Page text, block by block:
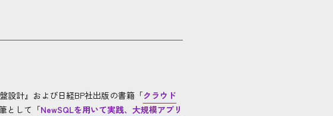
設計』および日経BP社出版の書籍「クラウド
として「NewSQLを用いて実践、大規模アプリ